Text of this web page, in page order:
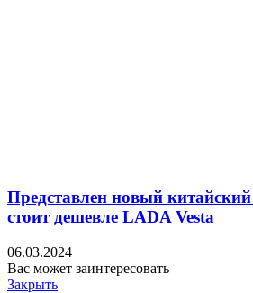
Представлен новый
стоит дешевле LADA Vesta
06.03.2024
Вас может заинтересовать
Закрыть